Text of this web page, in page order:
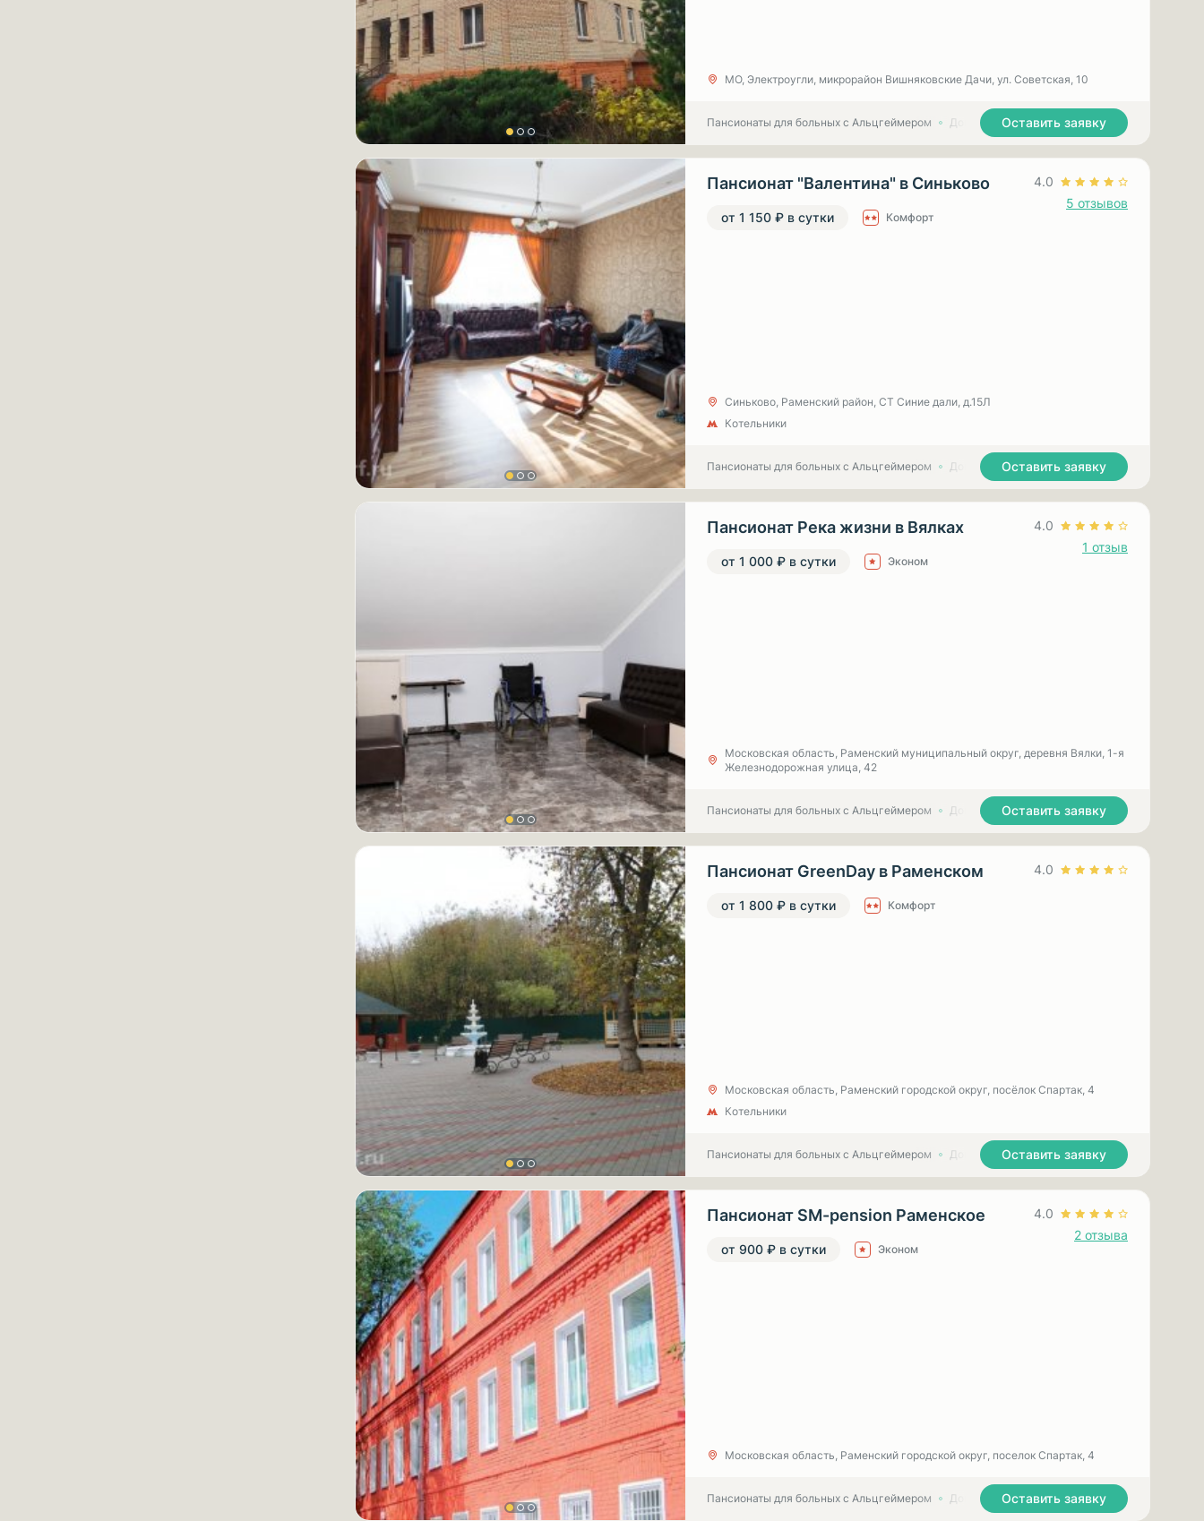
МО, Электроугли, микрорайон Вишняковские Дачи, ул. Советская, 10
Пансионаты для больных с Альцгеймером Дома престарелых для больных с Паркинсоном
Оставить заявку
Пансионат "Валентина" в Синьково
4.0
5 отзывов
от 1 150 ₽ в сутки
Комфорт
Синьково, Раменский район, СТ Синие дали, д.15Л
Котельники
Пансионаты для больных с Альцгеймером Дома престарелых для больных с Паркинсоном
Оставить заявку
Пансионат Река жизни в Вялках
4.0
1 отзыв
от 1 000 ₽ в сутки
Эконом
Московская область, Раменский муниципальный округ, деревня Вялки, 1-я
Железнодорожная улица, 42
Пансионаты для больных с Альцгеймером Дома престарелых для больных с Паркинсоном
Оставить заявку
Пансионат GreenDay в Раменском 4.0
от 1 800 ₽ в сутки Комфорт
Московская область, Раменский городской округ, посёлок Спартак, 4
Котельники
Пансионаты для больных с Альцгеймером Дома престарелых для больных с Паркинсоном
Оставить заявку
Пансионат SM-pension Раменское
4.0
2 отзыва
от 900 ₽ в сутки
Эконом
Московская область, Раменский городской округ, поселок Спартак, 4
Пансионаты для больных с Альцгеймером Дома престарелых для больных с Паркинсоном
Оставить заявку